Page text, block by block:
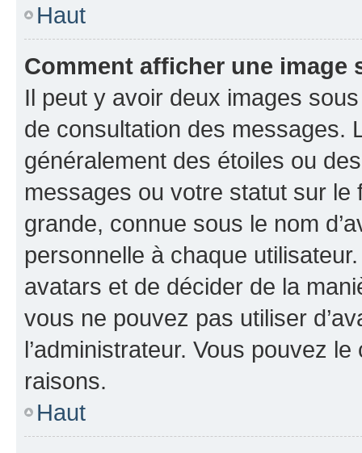
Haut
Comment afficher une image
Il peut y avoir deux images
de consultation des messages.
généralement des étoiles ou
messages ou votre statut sur
grande, connue sous le nom
personnelle à chaque utilisateur.
avatars et de décider de la
vous ne pouvez pas utiliser
l’administrateur. Vous pouvez
raisons.
Haut